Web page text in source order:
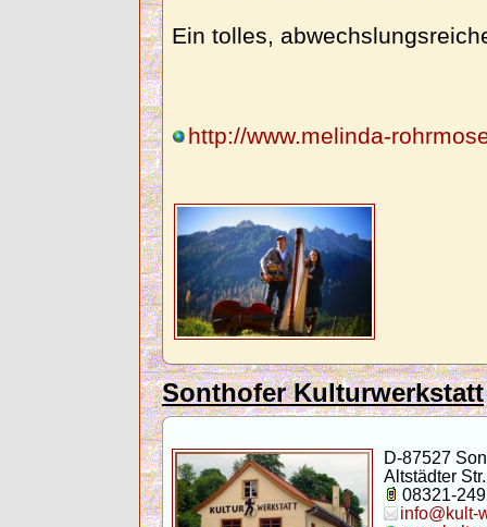
Ein tolles,
http://www.melinda-
Sonthofer Kulturwerkstatt
D-87527
Altstädter
08321-
info@kult-